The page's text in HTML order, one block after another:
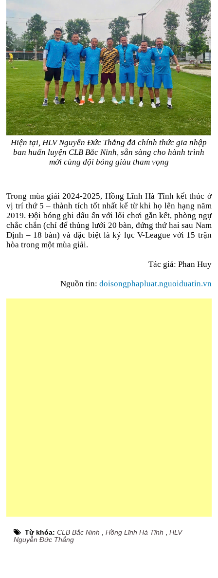
Hiện tại, HLV Nguyễn Đức Thắng đã chính thức gia nhập
ban huấn luyện CLB Bắc Ninh, sẵn sàng cho hành trình
mới cùng đội bóng giàu tham vọng
Trong mùa giải 2024-2025, Hồng Lĩnh Hà Tĩnh kết thúc ở
vị trí thứ 5 – thành tích tốt nhất kể từ khi họ lên hạng năm
2019. Đội bóng ghi dấu ấn với lối chơi gắn kết, phòng ngự
chắc chắn (chỉ để thủng lưới 20 bàn, đứng thứ hai sau Nam
Định – 18 bàn) và đặc biệt là kỷ lục V-League với 15 trận
hòa trong một mùa giải.
Tác giả: Phan Huy
Nguồn tin: doisongphapluat.nguoiduatin.vn
Từ khóa:CLB Bắc Ninh ,Hồng Lĩnh Hà Tĩnh ,HLV
Nguyễn Đức Thắng